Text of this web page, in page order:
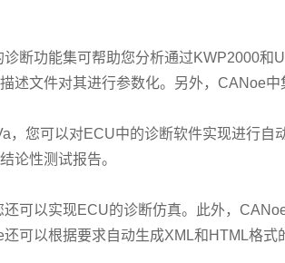
断功能集可帮助您分析通过KWP2000
述文件对其进行参数化。另外，CANoe中
，您可以对ECU中的诊断软件实现进行
论性测试报告。
可以实现ECU的诊断仿真。此外，
可以根据要求自动生成XML和HTML格式